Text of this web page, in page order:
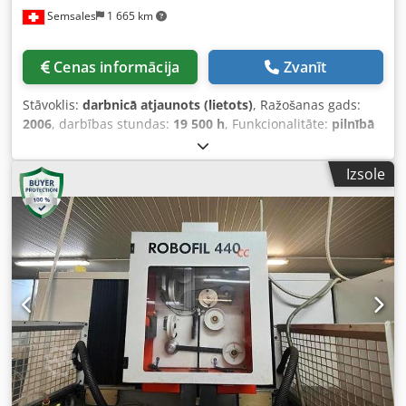
Semsales 1 665 km
Cenas informācija Zvanīt
Stāvoklis: darbnicā atjaunots (lietots), Ražošanas gads:
2006, darbības stundas: 19 500 h, Funkcionalitāte: pilnībā
, apstrādājamā sagataves svars (maks.):
X assis pārvietošanās distance:350 mm, Y ass
pārvietošanās attālums:
, Z ass pārvietošanās
attālums:220 mm, kopējais augstums:201 mm, kopējais
garums:205 mm, kopējais platums:202 mm , Stieples
diametrs (maks.): 0,3 mm, sagataves augstums (maks.):
mm, apstrādājamā detaļas platums (maks.):550 mm, deta
garuma (maks.):1 000 mm, ievades strāvas veids:trīsfāzu,
kopējais svars:
2 450 kg, Charmilles FI240SL, 2006. gada
izlaidums. Iekārtu varēs apskatīt mūsu Semsales telpās
aprīļa laikā. Iekārta tiks pilnībā iztīrīta un pārbaudīta. Vizīte
iespējama pēc pieprasījuma. Dodpfx Anoylkr To Ijck
Izsole